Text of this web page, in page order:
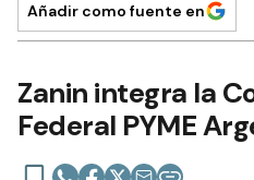
Añadir como fuente en
Zanin integra la
Federal PYME